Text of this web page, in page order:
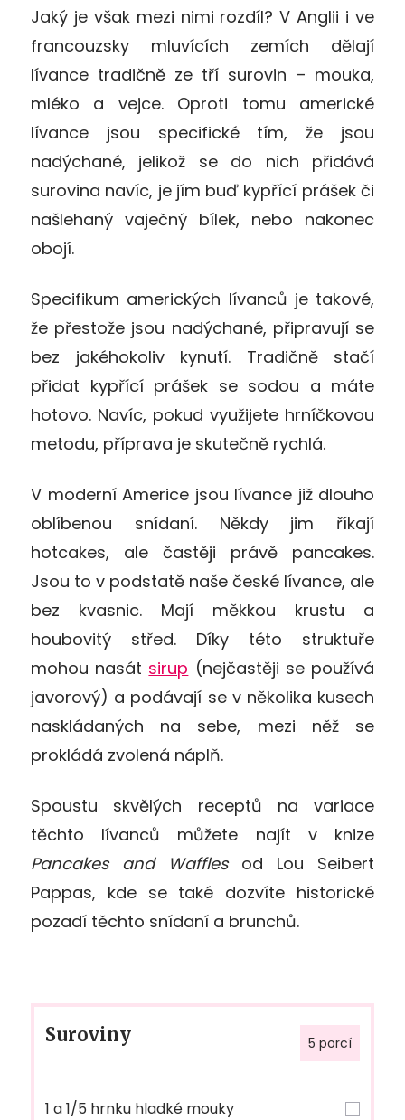
Jaký je však mezi nimi rozdíl? V Anglii i ve
francouzsky mluvících zemích dělají
lívance tradičně ze tří surovin – mouka,
mléko a vejce. Oproti tomu americké
lívance jsou specifické tím, že jsou
nadýchané, jelikož se do nich přidává
surovina navíc, je jím buď kypřící prášek či
našlehaný vaječný bílek, nebo nakonec
obojí.
Specifikum amerických lívanců je takové,
že přestože jsou nadýchané, připravují se
bez jakéhokoliv kynutí. Tradičně stačí
přidat kypřící prášek se sodou a máte
hotovo. Navíc, pokud využijete hrníčkovou
metodu, příprava je skutečně rychlá.
V moderní Americe jsou lívance již dlouho
oblíbenou snídaní. Někdy jim říkají
hotcakes, ale častěji právě pancakes.
Jsou to v podstatě naše české lívance, ale
bez kvasnic. Mají měkkou krustu a
houbovitý střed. Díky této struktuře
mohou nasát sirup (nejčastěji se používá
javorový) a podávají se v několika kusech
naskládaných na sebe, mezi něž se
prokládá zvolená náplň.
Spoustu skvělých receptů na variace
těchto lívanců můžete najít v knize
Pancakes and Wafflesod Lou Seibert
Pappas, kde se také dozvíte historické
pozadí těchto snídaní a brunchů.
Suroviny 5 porcí
1 a 1/5 hrnku hladké mouky